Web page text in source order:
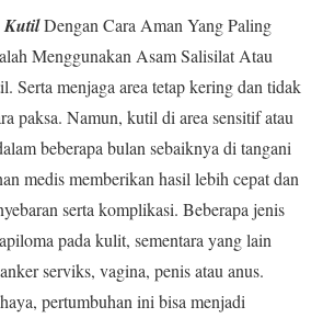
KutilDengan Cara Aman Yang Paling
Menggunakan Asam Salisilat Atau
Serta menjaga area tetap kering dan tidak
paksa. Namun, kutil di area sensitif atau
beberapa bulan sebaiknya di tangani
medis memberikan hasil lebih cepat dan
serta komplikasi. Beberapa jenis
pada kulit, sementara yang lain
serviks, vagina, penis atau anus.
pertumbuhan ini bisa menjadi